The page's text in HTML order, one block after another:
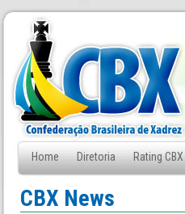
Home Diretoria Rating CBX
Fale Conosco
CBX News